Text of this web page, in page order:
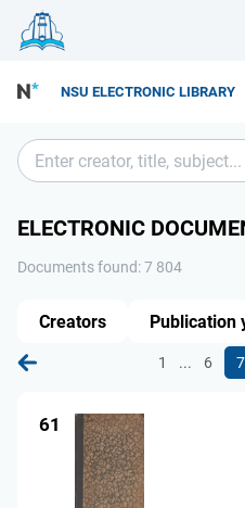
NSU ELECTRONIC LIBRARY
ELECTRONIC
Documents found: 7 804
1 ... 6 7
61
Creators Publication